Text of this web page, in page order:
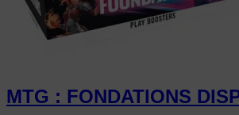
MTG : FONDATIONS